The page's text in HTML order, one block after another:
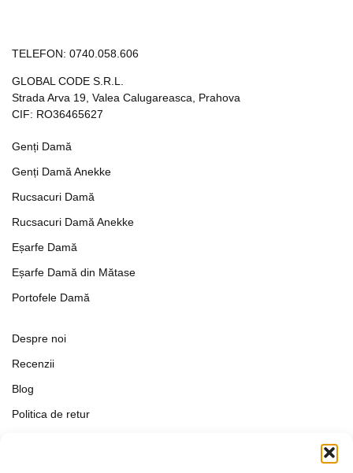
TELEFON: 0740.058.606
GLOBAL CODE S.R.L.
Strada Arva 19, Valea Calugareasca, Prahova
CIF: RO36465627
Genți Damă
Genți Damă Anekke
Rucsacuri Damă
Rucsacuri Damă Anekke
Eșarfe Damă
Eșarfe Damă din Mătase
Portofele Damă
Despre noi
Recenzii
Blog
Politica de retur